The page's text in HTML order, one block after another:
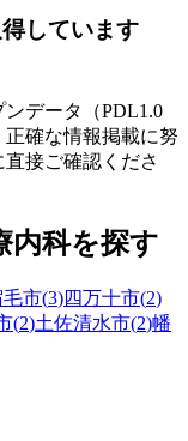
しています
データ（PDL1.0
確な情報掲載に努
接ご確認くださ
内科を探す
毛市(3)四万十市(2)
(2)土佐清水市(2)幡